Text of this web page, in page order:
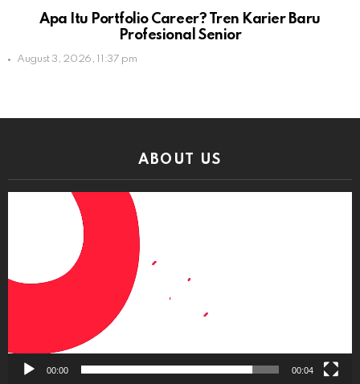
Apa Itu Portfolio Career? Tren Karier Baru
Profesional Senior
August 3, 2026, 11:37 pm
ABOUT US
00:00 00:04